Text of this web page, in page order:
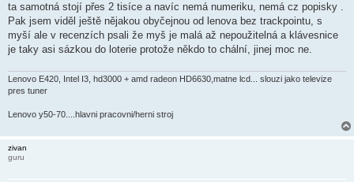
ta samotná stojí přes 2 tisíce a navíc nemá numeriku, nemá cz popisky .
Pak jsem viděl ještě nějakou obyčejnou od lenova bez trackpointu, s
myší ale v recenzích psali že myš je malá až nepoužitelná a klávesnice
je taky asi sázkou do loterie protože někdo to chální, jinej moc ne.
Lenovo E420, Intel I3, hd3000 + amd radeon HD6630,matne lcd... slouzi jako televize
pres tuner
Lenovo y50-70....hlavni pracovni/herni stroj
zivan
guru